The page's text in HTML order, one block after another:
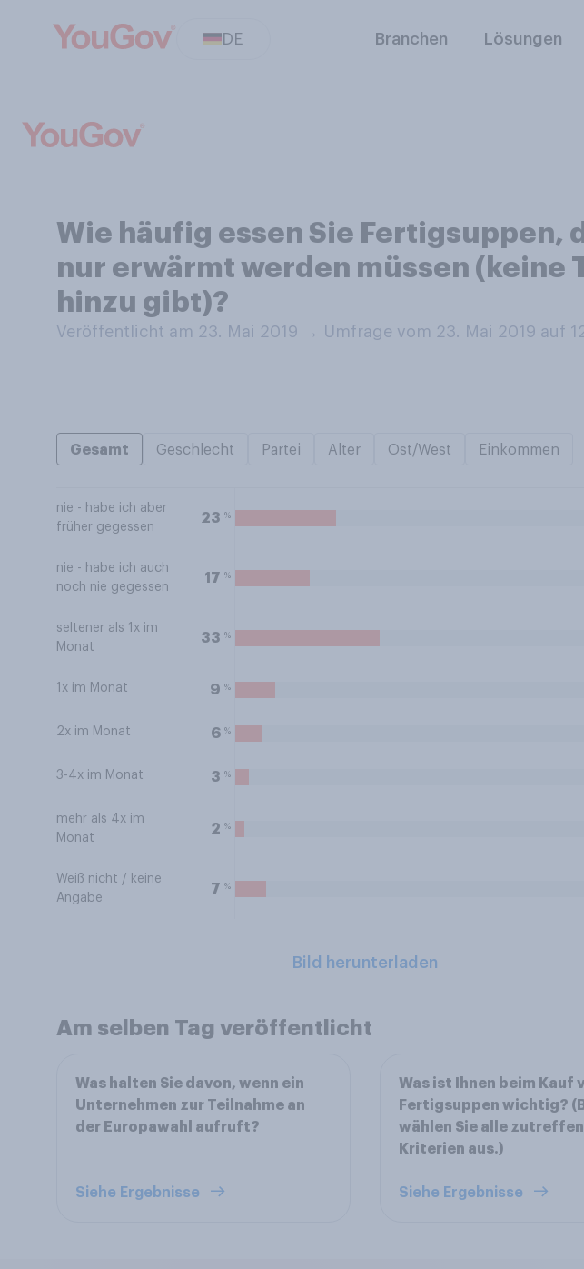
DE Branchen Lösungen
Wie häufig essen Sie Fertigsuppen,
nur erwärmt werden müssen (keine
hinzu gibt)?
Veröffentlicht am 23. Mai 2019 → Umfrage vom 23. Mai 2019 auf
Gesamt Geschlecht Partei Alter Ost/West Einkommen
nie - habe ich aber
früher gegessen
23 %
nie - habe ich auch
noch nie gegessen
17 %
seltener als 1x im
Monat
33 %
1x im Monat 9 %
2x im Monat 6 %
3-4x im Monat 3 %
mehr als 4x im
Monat
2 %
Weiß nicht / keine
Angabe
7 %
Bild herunterladen
Am selben Tag veröffentlicht
Was halten Sie davon, wenn ein
Unternehmen zur Teilnahme an
der Europawahl aufruft?
Siehe Ergebnisse
Was ist Ihnen beim Kauf
Fertigsuppen wichtig?
wählen Sie alle
Kriterien aus.)
Siehe Ergebnisse